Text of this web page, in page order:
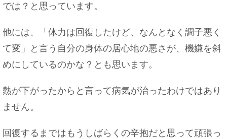
髪の毛は一ヶ月に2センチ伸びるって本当？平均は
○センチ！
では？と思っています。
他には、「体力は回復したけど、なんとなく調子悪く
て変」と言う自分の身体の居心地の悪さが、機嫌を斜
めにしているのかな？とも思います。
熱が下がったからと言って病気が治ったわけではあり
ません。
回復するまではもうしばらくの辛抱だと思って頑張っ